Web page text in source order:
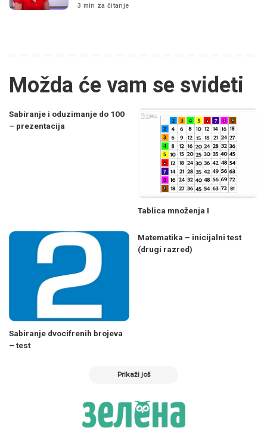
3 min za čitanje
Možda će vam se svideti
Sabiranje i oduzimanje do 100
– prezentacija
Tablica množenja I
Sabiranje dvocifrenih brojeva
– test
Matematika – inicijalni test
(drugi razred)
Prikaži još